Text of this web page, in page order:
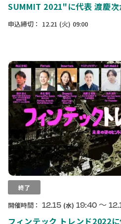
SUMMIT 2021"に代表 渡慶次
申込締切： 12.21 (火) 09:00
終了
開催時間： 12.15 (水) 19:40 〜
フィンテック トレンド2022